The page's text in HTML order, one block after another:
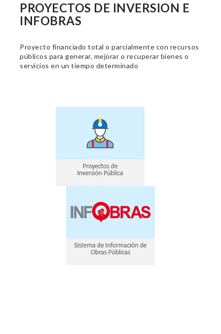
PROYECTOS DE INVERSION E
INFOBRAS
Proyecto financiado total o parcialmente con recursos
públicos para generar, mejorar o recuperar bienes o
servicios en un tiempo determinado